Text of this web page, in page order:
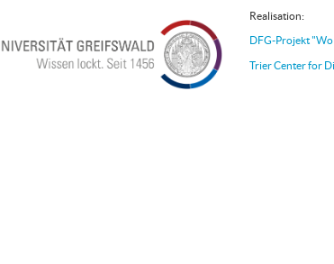
Realisation:
DFG-Projekt
Trier Center for